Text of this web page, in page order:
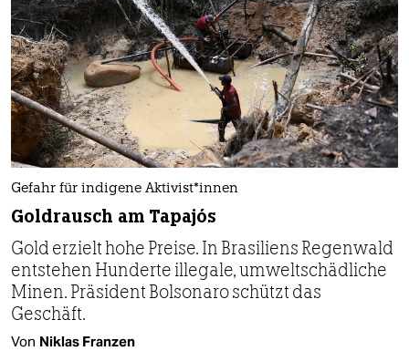
Gefahr für indigene Ak­ti­vis­t*in­nen
Goldrausch am Tapajós
Gold erzielt hohe Preise. In Brasiliens Regenwald
entstehen Hunderte illegale, umweltschädliche
Minen. Präsident Bolsonaro schützt das
Geschäft.
Von Niklas Franzen